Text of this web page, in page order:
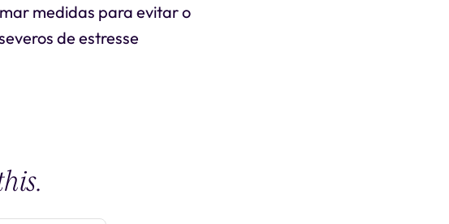
medidas para evitar o
de estresse